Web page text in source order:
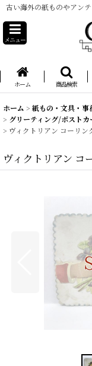
古い海外の紙ものやアン
メニュー
ホーム 商品検索
ホーム > 紙もの・文具・事
> グリーティング/ポスト
> ヴィクトリアン コーリン
ヴィクトリアン コ